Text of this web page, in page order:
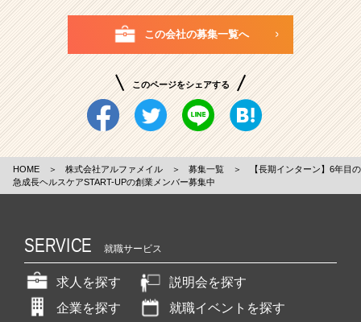
この会社の募集一覧へ
このページをシェアする
HOME ＞ 株式会社アルファメイル ＞ 募集一覧 ＞
【長期インターン】6年目の
急成長ヘルスケアSTART-UPの創業メンバー募集中
SERVICE 就職サービス
求人を探す
説明会を探す
企業を探す
就職イベントを探す